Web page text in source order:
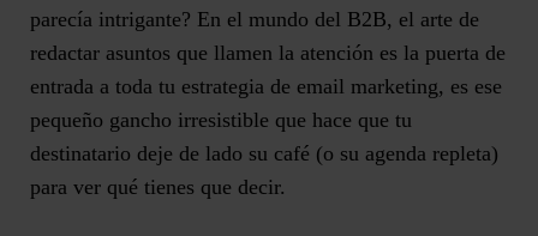
parecía intrigante? En el mundo del B2B, el arte de
redactar asuntos que llamen la atención es la puerta de
entrada a toda tu estrategia de email marketing, es ese
pequeño gancho irresistible que hace que tu
destinatario deje de lado su café (o su agenda repleta)
para ver qué tienes que decir.